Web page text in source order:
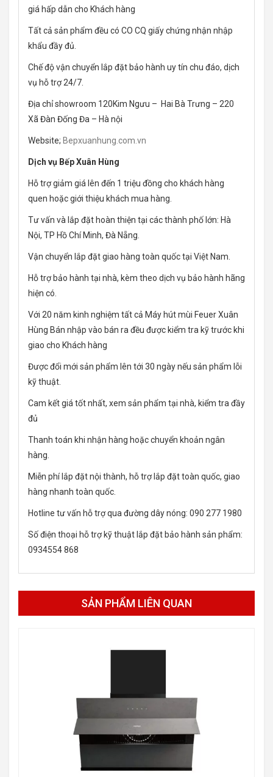
giá hấp dẫn cho Khách hàng
Tất cả sản phẩm đều có CO CQ giấy chứng nhận nhập
khẩu đầy đủ.
Chế độ vận chuyển lắp đặt bảo hành uy tín chu đáo, dịch
vụ hỗ trợ 24/7.
Địa chỉ showroom 120Kim Ngưu – Hai Bà Trưng – 220
Xã Đàn Đống Đa – Hà nội
Website; Bepxuanhung.com.vn
Dịch vụ Bếp Xuân Hùng
Hỗ trợ giảm giá lên đến 1 triệu đồng cho khách hàng
quen hoặc giới thiệu khách mua hàng.
Tư vấn và lắp đặt hoàn thiện tại các thành phố lớn: Hà
Nội, TP Hồ Chí Minh, Đà Nẵng.
Vận chuyển lắp đặt giao hàng toàn quốc tại Việt Nam.
Hỗ trợ bảo hành tại nhà, kèm theo dịch vụ bảo hành hãng
hiện có.
Với 20 năm kinh nghiệm tất cả Máy hút mùi Feuer Xuân
Hùng Bán nhập vào bán ra đều được kiểm tra kỹ trước khi
giao cho Khách hàng
Được đổi mới sản phẩm lên tới 30 ngày nếu sản phẩm lỗi
kỹ thuật.
Cam kết giá tốt nhất, xem sản phẩm tại nhà, kiểm tra đầy
đủ
Thanh toán khi nhận hàng hoặc chuyển khoản ngân
hàng.
Miễn phí lắp đặt nội thành, hỗ trợ lắp đặt toàn quốc, giao
hàng nhanh toàn quốc.
Hotline tư vấn hỗ trợ qua đường dây nóng: 090 277 1980
Số điện thoại hỗ trợ kỹ thuật lắp đặt bảo hành sản phẩm:
0934554 868
SẢN PHẨM LIÊN QUAN